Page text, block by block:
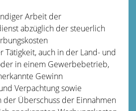
Arbeit der
abzüglich der steuerlich
Tätigkeit, auch in der Land- und
in einem Gewerbebetrieb,
Gewinn
Verpachtung sowie
der Überschuss der Einnahmen